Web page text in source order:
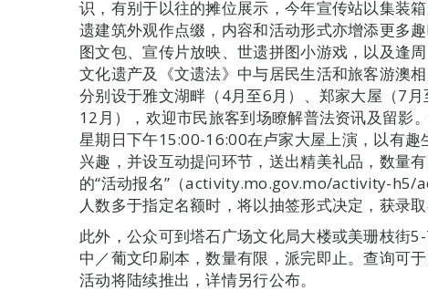
识，有别于以往的摊位展示，今年宣传站以集装
遗建筑外观作点缀，内容和活动形式亦增添更多
图文包、宣传片放映、世遗拼图小游戏，以及逢
文化遗产及《文遗法》中与居民生活和旅客游澳
分别设于雅文湖畔（4月至6月）、郑家大屋（7
12月），欢迎市民旅客到场瞭解普法资讯及留影
星期日下午15:00-16:00在卢家大屋上演，以有
兴趣，并设互动提问环节，送出精美礼品，数量
的“活动报名”（activity.mo.gov.mo/activity-h5/
人数多于指定名额时，将以抽签形式决定，获录取
此外，公众可到塔石广场文化局大楼或美珊枝街
中／葡文印刷本，数量有限，派完即止。查询可
活动将陆续推出，详情另行公布。